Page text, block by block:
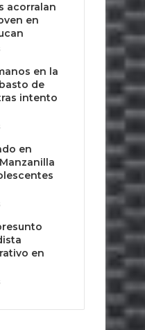
acorralan
en
en la
de
intento
en
en